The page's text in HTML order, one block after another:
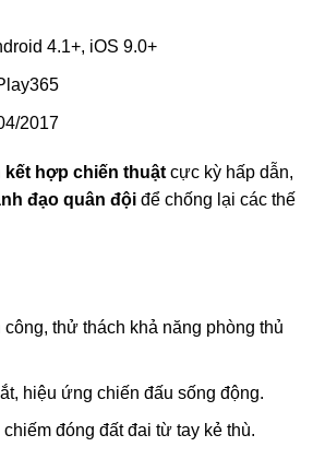
4.1+, iOS 9.0+
2017
kết hợp chiến thuậtcực kỳ hấp dẫn,
đạo quân đội để chống lại các thế
thử thách khả năng phòng thủ
hiệu ứng chiến đấu sống động.
đóng đất đai từ tay kẻ thù.